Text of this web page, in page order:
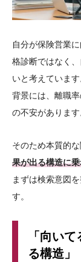
自分が保険営業
格診断ではなく
いと考えています
背景には、離職
の不安があります
そのため本質的な
果が出る構造に
まずは検索意図
す。
「向い
る構造」